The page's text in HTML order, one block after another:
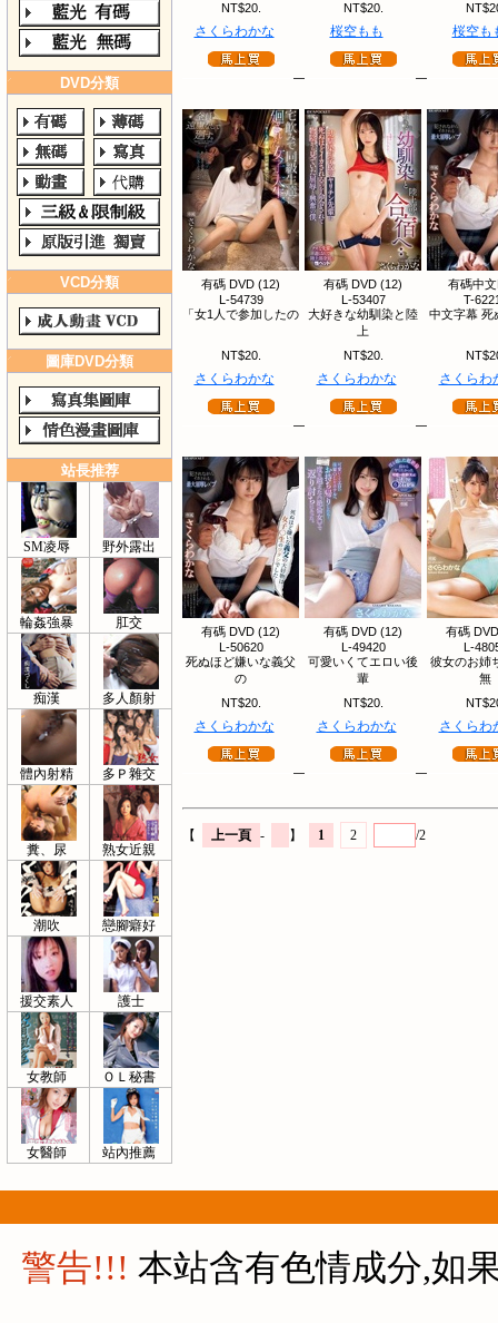
DVD分類
VCD分類
圖庫DVD分類
站長推荐
SM凌辱 野外露出
輪姦強暴 肛交
痴漢 多人顏射
體內射精 多Ｐ雜交
糞、尿 熟女近親
潮吹 戀腳癖好
援交素人 護士
女教師 ＯＬ秘書
女醫師 站內推薦
NT$20.
さくらわかな
NT$20.
桜空もも 桜空も
有碼 DVD (12)
L-54739
「女1人で参加したの
NT$20.
さくらわかな
有碼 DVD (12)
L-53407
大好きな幼馴染と陸
上
NT$20.
さくらわかな
有碼中
T-
中文字幕 死
さくらわ
有碼 DVD (12)
L-50620
死ぬほど嫌いな義父
の
NT$20.
さくらわかな
有碼 DVD (12)
L-49420
可愛いくてエロい後
輩
NT$20.
さくらわかな
有碼
L-
彼女のお姉
無
さくらわ
【 上一頁 - 】 1 2 /2
警告!!! 本站含有色情成分,如